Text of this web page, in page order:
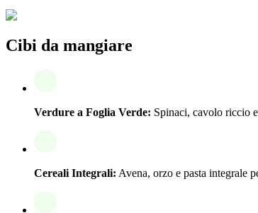
Cibi da mangiare
Verdure a Foglia Verde: Spinaci, cavolo riccio
Cereali Integrali: Avena, orzo e pasta integrale